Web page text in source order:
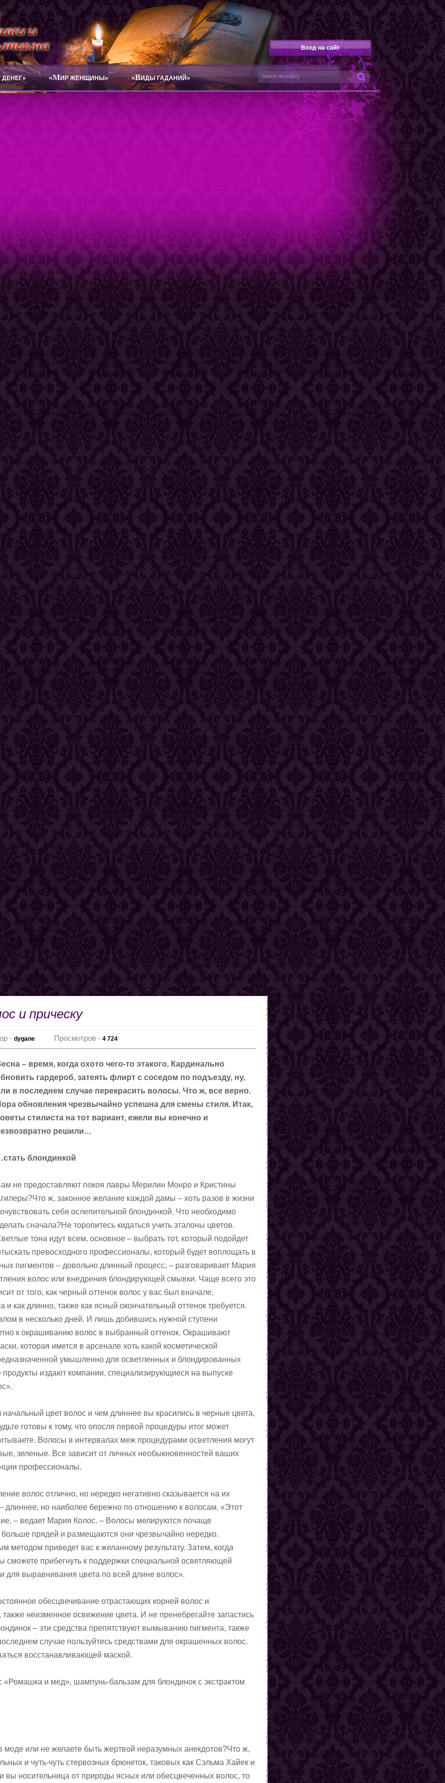
Вход на сайт
ДЕНЕГ» «МИР ЖЕНЩИНЫ» «ВИДЫ ГАДАНИЙ»
и прическу
-dygane Просмотров -4 724
– время, когда охото чего-то этакого. Кардинально
гардероб, затеять флирт с соседом по подъезду, ну,
в последнем случае перекрасить волосы. Что ж, все верно.
обновления чрезвычайно успешна для смены стиля. Итак,
стилиста на тот вариант, ежели вы конечно и
решили…
блондинкой
не предоставляют покоя лавры Мерилин Монро и Кристины
ж, законное желание каждой дамы – хоть разов в жизни
себя ослепительной блондинкой. Что необходимо
сначала?Не торопитесь кидаться учить эталоны цветов.
тона идут всем, основное – выбрать тот, который подойдет
превосходного профессионалы, который будет воплощать в
пигментов – довольно длинный процесс, – разговаривает Мария
волос или внедрения блондирующей смывки. Чаще всего это
от того, как черный оттенок волос у вас был вначале,
как длинно, также как ясный окончательный оттенок требуется.
в несколько дней. И лишь добившись нужной ступени
к окрашиванию волос в выбранный оттенок. Окрашивают
которая имется в арсенале хоть какой косметической
умышленно для осветленных и блондированных
продукты издают компании, специализирующиеся на выпуске
цвет волос и чем длиннее вы красились в черные цвета,
готовы к тому, что опосля первой процедуры итог может
Волосы в интервалах меж процедурами осветления могут
зеленые. Все зависит от личных необыкновенностей ваших
профессионалы.
волос отлично, но нередко негативно сказывается на их
длиннее, но наиболее бережно по отношению к волосам. «Этот
– ведает Мария Колос. – Волосы мелируются почаще
прядей и размещаются они чрезвычайно нередко.
методом приведет вас к желанному результату. Затем, когда
сможете прибегнуть к поддержки специальной осветляющей
для выравнивания цвета по всей длине волос».
обесцвечивание отрастающих корней волос и
неизменное освежение цвета. И не пренебрегайте запастись
– эти средства препятствуют вымыванию пигмента, также
случае пользуйтесь средствами для окрашенных волос.
восстанавливающей маской.
и мед», шампунь-бальзам для блондинок с экстрактом
моде или не желаете быть жертвой неразумных анекдотов?Что ж,
и чуть-чуть стервозных брюнеток, таковых как Сэльма Хайек и
вы носительница от природы ясных или обесцвеченных волос, то